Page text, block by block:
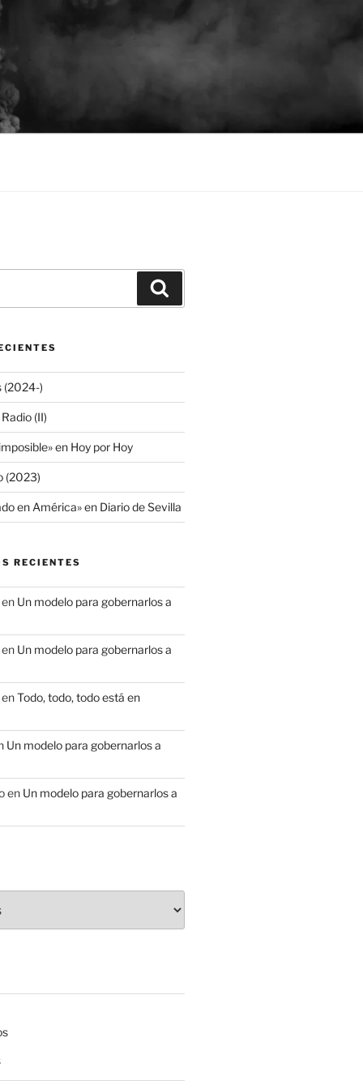
(2024-)
(II)
en Hoy por Hoy
(2023)
en América» en Diario de Sevilla
RECIENTES
Un modelo para gobernarlos a
Un modelo para gobernarlos a
Todo, todo, todo está en
Un modelo para gobernarlos a
en Un modelo para gobernarlos a